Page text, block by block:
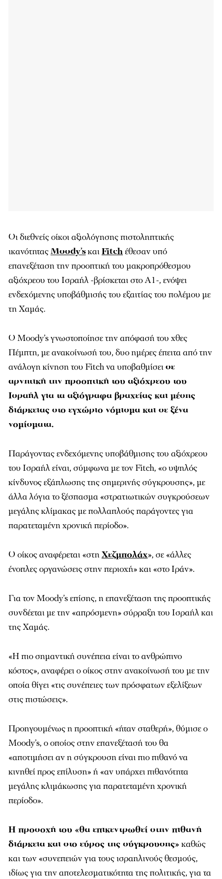
Οι διεθνείς οίκοι αξιολόγησης πιστοληπτικής
ικανότηταςMoody’sκαιFitchέθεσαν υπό
επανεξέταση την προοπτική του μακροπρόθεσμου
αξιόχρεου του Ισραήλ -βρίσκεται στο A1-, ενόψει
ενδεχόμενης υποβάθμισής του εξαιτίας του πολέμου με
τη Χαμάς.
Ο Moody’s γνωστοποίησε την απόφασή του χθες
Πέμπτη, με ανακοίνωσή του, δυο ημέρες έπειτα από την
ανάλογη κίνηση του Fitch να υποβαθμίσεισε
αρνητική την προοπτική του αξιόχρεου του
Ισραήλ για τα αξιόγραφα βραχείας και μέσης
διάρκειας στο εγχώριο νόμισμα και σε ξένα
νομίσματα.
Παράγοντας ενδεχόμενης υποβάθμισης του αξιόχρεου
του Ισραήλ είναι, σύμφωνα με τον Fitch, «ο υψηλός
κίνδυνος εξάπλωσης της σημερινής σύγκρουσης», με
άλλα λόγια το ξέσπασμα «στρατιωτικών συγκρούσεων
μεγάλης κλίμακας με πολλαπλούς παράγοντες για
παρατεταμένη χρονική περίοδο».
Ο οίκος αναφέρεται «στηΧεζμπολάχ», σε «άλλες
ένοπλες οργανώσεις στην περιοχή» και «στο Ιράν».
Για τον Moody’s επίσης, η επανεξέταση της προοπτικής
συνδέεται με την «απρόσμενη» σύρραξη του Ισραήλ και
της Χαμάς.
«Η πιο σημαντική συνέπεια είναι το ανθρώπινο
κόστος», αναφέρει ο οίκος στην ανακοίνωσή του με την
οποία θίγει «τις συνέπειες των πρόσφατων εξελίξεων
στις πιστώσεις».
Προηγουμένως η προοπτική «ήταν σταθερή», θύμισε ο
Moody’s, ο οποίος στην επανεξέτασή του θα
«αποτιμήσει αν η σύγκρουση είναι πιο πιθανό να
κινηθεί προς επίλυση» ή «αν υπάρχει πιθανότητα
μεγάλης κλιμάκωσης για παρατεταμένη χρονική
περίοδο».
Η προσοχή του «θα επικεντρωθεί στην πιθανή
διάρκεια και στο εύρος της σύγκρουσης» καθώς
και των «συνεπειών για τους ισραηλινούς θεσμούς,
ιδίως για την αποτελεσματικότητα της πολιτικής, για τα